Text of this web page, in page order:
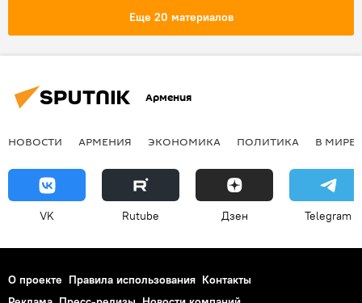
Еще 20 материалов
Армения
НОВОСТИ АРМЕНИЯ ЭКОНОМИКА ПОЛИТИКА В МИРЕ
VK Rutube Дзен Telegram
О проекте Правила использования Контакты